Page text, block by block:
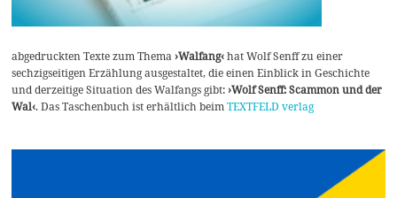
abgedruckten Texte zum Thema›Walfang‹hat Wolf Senff zu einer
sechzigseitigen Erzählung ausgestaltet, die einen Einblick in Geschichte
und derzeitige Situation des Walfangs gibt:›Wolf Senff: Scammon und der
Wal‹. Das Taschenbuch ist erhältlich beimTEXTFELD verlag